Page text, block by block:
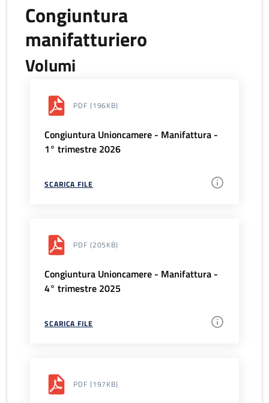
Congiuntura
manifatturiero
Volumi
PDF (196KB)
Congiuntura Unioncamere - Manifattura -
1° trimestre 2026
SCARICA FILE
PDF (205KB)
Congiuntura Unioncamere - Manifattura -
4° trimestre 2025
SCARICA FILE
PDF (197KB)